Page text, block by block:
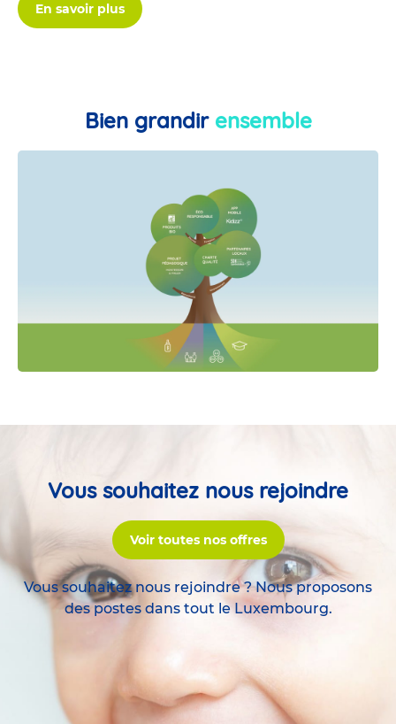
En savoir plus
Bien grandir ensemble
Vous souhaitez nous rejoindre
Voir toutes nos offres
Vous souhaitez nous rejoindre ? Nous proposons
des postes dans tout le Luxembourg.